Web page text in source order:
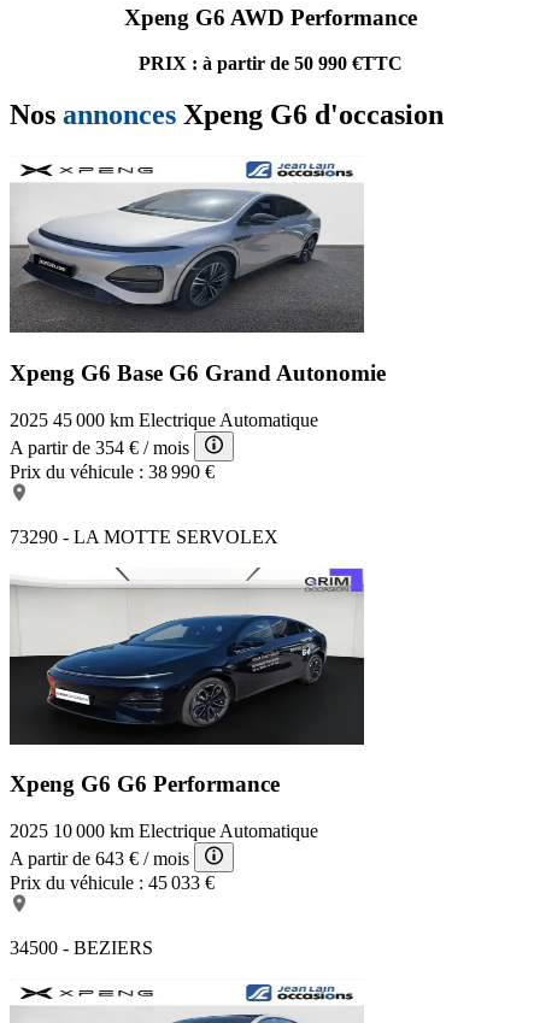
Xpeng G6 AWD Performance
PRIX : à partir de 50 990 €TTC
Nos annonces Xpeng G6 d'occasion
Xpeng G6 Base G6 Grand Autonomie
2025 45 000 km Electrique Automatique
A partir de 354 € / mois
Prix du véhicule : 38 990 €
73290 - LA MOTTE SERVOLEX
Xpeng G6 G6 Performance
2025 10 000 km Electrique Automatique
A partir de 643 € / mois
Prix du véhicule : 45 033 €
34500 - BEZIERS